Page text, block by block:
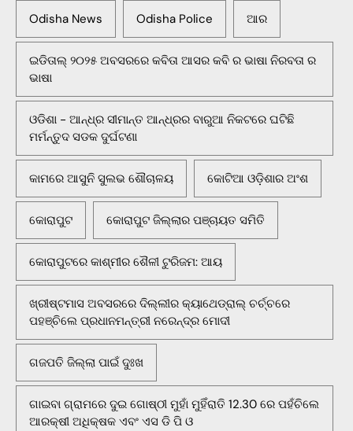
Odisha News Odisha Police ଆର
ଇଡିତାଲ୍ ୨୦୨୫ ଅବସରରେ କବିତା ଆସର କବି ର ଭାଷା ନିରବତା ର
ଭାଷା
ଓଡିଶା - ଆନ୍ଧ୍ର ସୀମାନ୍ତ ଆନ୍ଧ୍ରର ବାରୁଆ ନିକଟରେ ଘଟିଛି
ମର୍ମନ୍ତୁଦ ସଡକ ଦୁର୍ଘଟଣା
କାମରେ ଆସୁନି ସୁଲଭ ଶୌଚାଳୟ କୋଟିଆ ଓଡ଼ିଶାର ଅଂଶ
କୋରାପୁଟ କୋରାପୁଟ ଜିଲ୍ଲାର ପଞ୍ଚାୟତ ସମିତି
କୋରାପୁଟରେ କାଶ୍ମୀର ଶୈଳୀ ଟୁରିଜମ: ଆୟ
ଖ୍ରୀଷ୍ଟମାସ ଅବସରରେ ଦିଲ୍ଲୀର କ୍ୟାଥେଡ୍ରାଲ୍ ଚର୍ଚ୍ଚରେ
ପହଞ୍ଚିଲେ ପ୍ରଧାନମନ୍ତ୍ରୀ ନରେନ୍ଦ୍ର ମୋଦୀ
ଗଜପତି ଜିଲ୍ଲା ପାଇଁ ଦୁଃଖ
ଗାଇବା ଗ୍ରାମରେ ଦୁଇ ଗୋଷ୍ଠୀ ମୁହାଁ ମୁହିଁରାତି 12.30 ରେ ପହଁଚିଲେ
ଆରକ୍ଷୀ ଅଧିକ୍ଷକ ଏବଂ ଏସ ଡି ପି ଓ